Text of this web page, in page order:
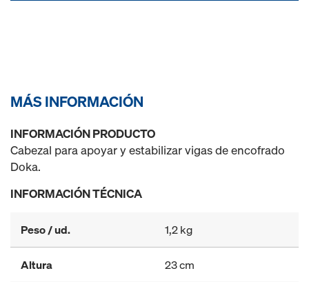
MÁS INFORMACIÓN
INFORMACIÓN PRODUCTO
Cabezal para apoyar y estabilizar vigas de encofrado
Doka.
INFORMACIÓN TÉCNICA
Peso / ud. 1,2 kg
Altura 23 cm